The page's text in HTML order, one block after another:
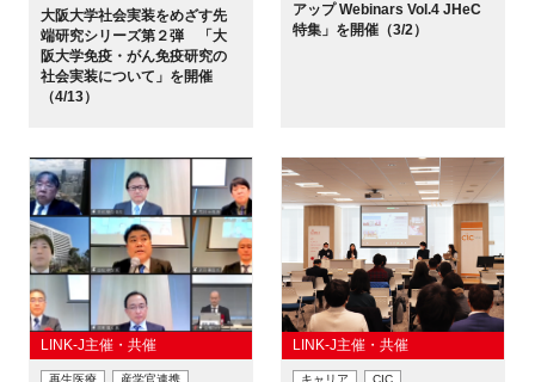
大阪大学社会実装をめざす先
端研究シリーズ第２弾 「大
阪大学免疫・がん免疫研究の
社会実装について」を開催
（4/13）
アップ Webinars Vol.4 JHeC
特集」を開催（3/2）
LINK-J主催・共催
再生医療 産学官連携
LINK-J主催・共催
キャリア CIC